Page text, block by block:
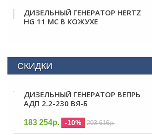
ДИЗЕЛЬНЫЙ ГЕНЕРАТОР HERTZ
HG 11 MC В КОЖУХЕ
СКИДКИ
ДИЗЕЛЬНЫЙ ГЕНЕРАТОР ВЕПРЬ
АДП 2.2-230 ВЯ-Б
183 254р. -10% 203 616р.